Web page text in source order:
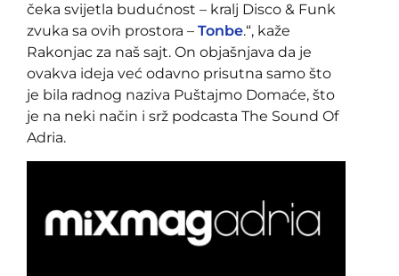
čeka svijetla budućnost – kralj Disco & Funk
zvuka sa ovih prostora – Tonbe.“, kaže
Rakonjac za naš sajt. On objašnjava da je
ovakva ideja već odavno prisutna samo što
je bila radnog naziva Puštajmo Domaće, što
je na neki način i srž podcasta The Sound Of
Adria.